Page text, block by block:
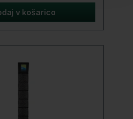
MeterMaterial:
Carp MeshRahmen:
Preston Dura
Karpfenangler entwickelt
Netzmaterial eignet es
Fang und die sichere
v košarico